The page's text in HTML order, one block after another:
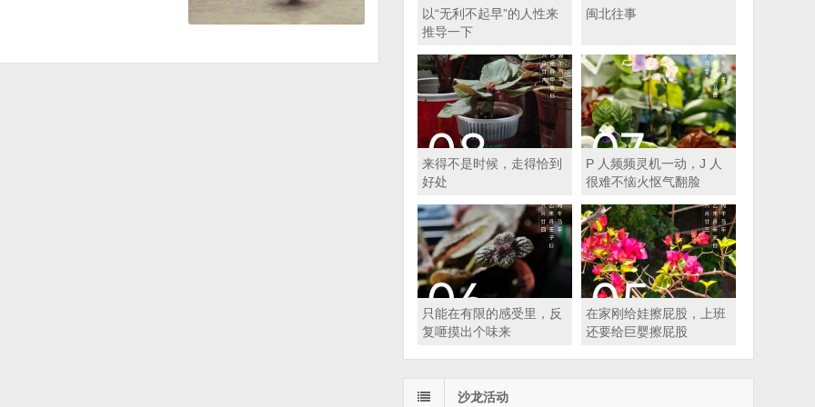
以“无利不起早”的人性来
推导一下
闽北往事
来得不是时候，走得恰到
好处
P 人频频灵机一动，J 人
很难不恼火怄气翻脸
只能在有限的感受里，反
复咂摸出个味来
在家刚给娃擦屁股，上班
还要给巨婴擦屁股
沙龙活动